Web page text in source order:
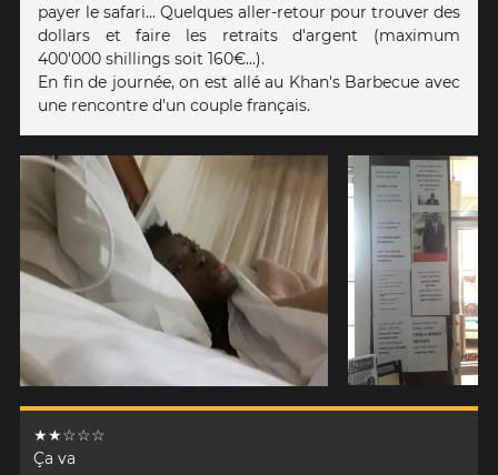
payer le safari... Quelques aller-retour pour trouver des
dollars et faire les retraits d'argent (maximum
400'000 shillings soit 160€...).
En fin de journée, on est allé au Khan's Barbecue avec
une rencontre d'un couple français.
★★☆☆☆
Ça va